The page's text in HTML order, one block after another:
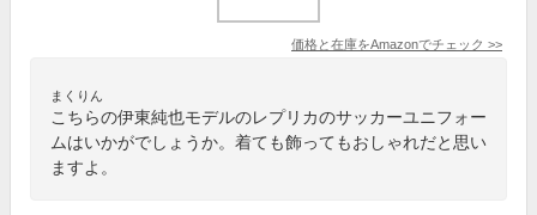
価格と在庫をAmazonでチェック >>
まくりん
こちらの伊東純也モデルのレプリカのサッカーユニフォー
ムはいかがでしょうか。着ても飾ってもおしゃれだと思い
ますよ。